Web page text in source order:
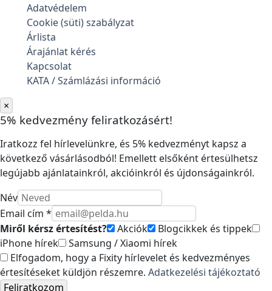
Adatvédelem
Cookie (süti) szabályzat
Árlista
Árajánlat kérés
Kapcsolat
KATA / Számlázási információ
×
5% kedvezmény feliratkozásért!
Iratkozz fel hírlevelünkre, és 5% kedvezményt kapsz a
következő vásárlásodból! Emellett elsőként értesülhetsz
legújabb ajánlatainkról, akcióinkról és újdonságainkról.
Név
Email cím *
Miről kérsz értesítést?
Akciók
Blogcikkek és tippek
iPhone hírek
Samsung / Xiaomi hírek
Elfogadom, hogy a Fixity hírlevelet és kedvezményes
értesítéseket küldjön részemre. Adatkezelési tájékoztató
Feliratkozom